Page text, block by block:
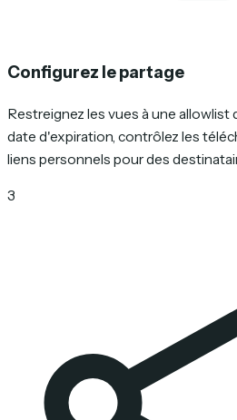
Configurez le partage
Restreignez les vues à une allowlist
date d'expiration, contrôlez les
liens personnels pour des
3